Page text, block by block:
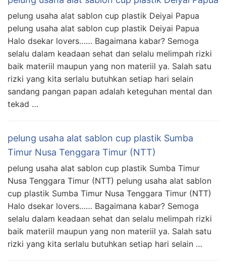
pelung usaha alat sablon cup plastik Deiyai Papua
pelung usaha alat sablon cup plastik Deiyai Papua
Halo dsekar lovers…… Bagaimana kabar? Semoga
selalu dalam keadaan sehat dan selalu melimpah rizki
baik materiil maupun yang non materiil ya. Salah satu
rizki yang kita serlalu butuhkan setiap hari selain
sandang pangan papan adalah keteguhan mental dan
tekad …
pelung usaha alat sablon cup plastik Sumba
Timur Nusa Tenggara Timur (NTT)
pelung usaha alat sablon cup plastik Sumba Timur
Nusa Tenggara Timur (NTT) pelung usaha alat sablon
cup plastik Sumba Timur Nusa Tenggara Timur (NTT)
Halo dsekar lovers…… Bagaimana kabar? Semoga
selalu dalam keadaan sehat dan selalu melimpah rizki
baik materiil maupun yang non materiil ya. Salah satu
rizki yang kita serlalu butuhkan setiap hari selain …